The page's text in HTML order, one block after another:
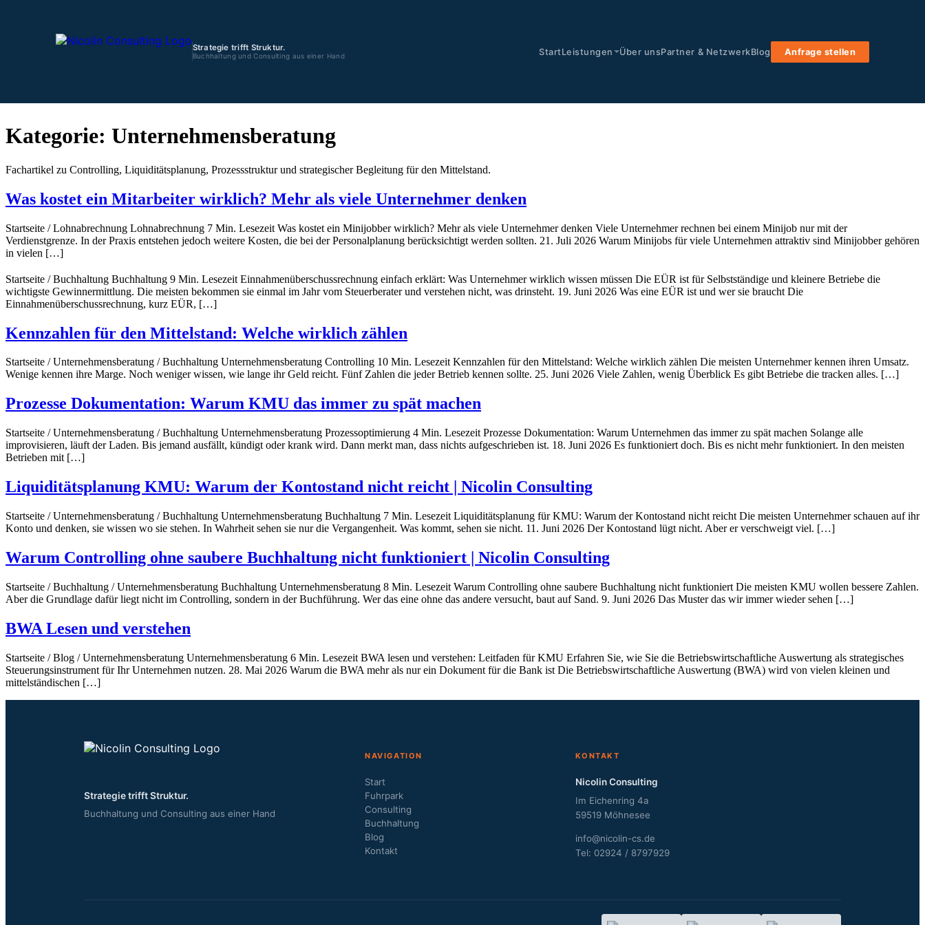
Inhalt
springen
Strategie trifft Struktur.
Buchhaltung und Consulting aus einer Hand StartLeistungen Über unsPartner & NetzwerkBlog Anfrage stellen
Kategorie: Unternehmensberatung
Fachartikel zu Controlling, Liquiditätsplanung, Prozessstruktur und strategischer Begleitung für den Mittelstand.
Was kostet ein Mitarbeiter wirklich? Mehr als viele Unternehmer denken
Startseite / Lohnabrechnung Lohnabrechnung 7 Min. Lesezeit Was kostet ein Minijobber wirklich? Mehr als viele Unternehmer denken Viele Unternehmer rechnen bei einem Minijob nur mit der
Verdienstgrenze. In der Praxis entstehen jedoch weitere Kosten, die bei der Personalplanung berücksichtigt werden sollten. 21. Juli 2026 Warum Minijobs für viele Unternehmen attraktiv sind Minijobber gehören
in vielen […]
Startseite / Buchhaltung Buchhaltung 9 Min. Lesezeit Einnahmenüberschussrechnung einfach erklärt: Was Unternehmer wirklich wissen müssen Die EÜR ist für Selbstständige und kleinere Betriebe die
wichtigste Gewinnermittlung. Die meisten bekommen sie einmal im Jahr vom Steuerberater und verstehen nicht, was drinsteht. 19. Juni 2026 Was eine EÜR ist und wer sie braucht Die
Einnahmenüberschussrechnung, kurz EÜR, […]
Kennzahlen für den Mittelstand: Welche wirklich zählen
Startseite / Unternehmensberatung / Buchhaltung Unternehmensberatung Controlling 10 Min. Lesezeit Kennzahlen für den Mittelstand: Welche wirklich zählen Die meisten Unternehmer kennen ihren Umsatz.
Wenige kennen ihre Marge. Noch weniger wissen, wie lange ihr Geld reicht. Fünf Zahlen die jeder Betrieb kennen sollte. 25. Juni 2026 Viele Zahlen, wenig Überblick Es gibt Betriebe die tracken alles. […]
Prozesse Dokumentation: Warum KMU das immer zu spät machen
Startseite / Unternehmensberatung / Buchhaltung Unternehmensberatung Prozessoptimierung 4 Min. Lesezeit Prozesse Dokumentation: Warum Unternehmen das immer zu spät machen Solange alle
improvisieren, läuft der Laden. Bis jemand ausfällt, kündigt oder krank wird. Dann merkt man, dass nichts aufgeschrieben ist. 18. Juni 2026 Es funktioniert doch. Bis es nicht mehr funktioniert. In den meisten
Betrieben mit […]
Liquiditätsplanung KMU: Warum der Kontostand nicht reicht | Nicolin Consulting
Startseite / Unternehmensberatung / Buchhaltung Unternehmensberatung Buchhaltung 7 Min. Lesezeit Liquiditätsplanung für KMU: Warum der Kontostand nicht reicht Die meisten Unternehmer schauen auf ihr
Konto und denken, sie wissen wo sie stehen. In Wahrheit sehen sie nur die Vergangenheit. Was kommt, sehen sie nicht. 11. Juni 2026 Der Kontostand lügt nicht. Aber er verschweigt viel. […]
Warum Controlling ohne saubere Buchhaltung nicht funktioniert | Nicolin Consulting
Startseite / Buchhaltung / Unternehmensberatung Buchhaltung Unternehmensberatung 8 Min. Lesezeit Warum Controlling ohne saubere Buchhaltung nicht funktioniert Die meisten KMU wollen bessere Zahlen.
Aber die Grundlage dafür liegt nicht im Controlling, sondern in der Buchführung. Wer das eine ohne das andere versucht, baut auf Sand. 9. Juni 2026 Das Muster das wir immer wieder sehen […]
BWA Lesen und verstehen
Startseite / Blog / Unternehmensberatung Unternehmensberatung 6 Min. Lesezeit BWA lesen und verstehen: Leitfaden für KMU Erfahren Sie, wie Sie die Betriebswirtschaftliche Auswertung als strategisches
Steuerungsinstrument für Ihr Unternehmen nutzen. 28. Mai 2026 Warum die BWA mehr als nur ein Dokument für die Bank ist Die Betriebswirtschaftliche Auswertung (BWA) wird von vielen kleinen und
mittelständischen […]
Strategie trifft Struktur.
Buchhaltung und Consulting aus einer Hand
NAVIGATION
Start
Fuhrpark
Consulting
Buchhaltung
Blog
Kontakt
KONTAKT
Nicolin Consulting
Im Eichenring 4a
59519 Möhnesee
info@nicolin-cs.de
Tel: 02924 / 8797929